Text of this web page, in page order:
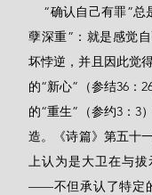
孽深重”：就是感觉
坏悖逆，并且因此觉
的“新心”（参结36：
的“重生”（参约3：
造。《诗篇》第五
上认为是大卫在与
——不但承认了特定